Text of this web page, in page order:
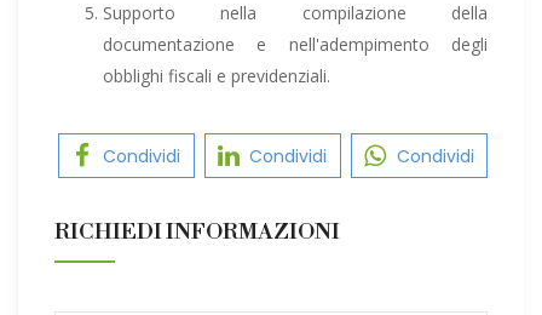
Supporto nella compilazione della
documentazione e nell'adempimento degli
obblighi fiscali e previdenziali.
Condividi Condividi Condividi
RICHIEDI INFORMAZIONI